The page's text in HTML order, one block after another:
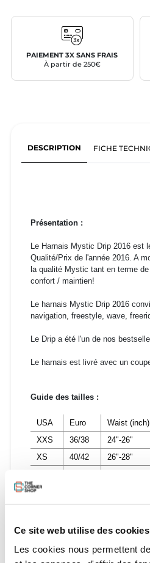
Ce site web utilise des cookies.
Les cookies nous permettent
PAIEMENT 3X SANS FRAIS
À partir de 250€
DESCRIPTION FICHE
Présentation :
Le Harnais Mystic Drip 2016 est
Qualité/Prix de l'année 2016. A
la qualité Mystic tant en terme
confort / maintien!
Le harnais Mystic Drip 2016
navigation, freestyle, wave,
Le Drip a été l'un de nos
Le harnais est livré avec un
Guide des tailles :
USA Euro Waist (inch)
XXS
36/38 24"-26"
XS
40/42 26"-28"
M
54/56 34"-36"